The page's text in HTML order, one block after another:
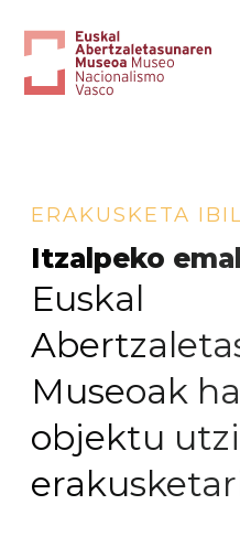
ERAKUSKETA
Itzalpeko
Euskal
Museoak
objektu